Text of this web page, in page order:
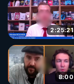
2:25:21
8:00